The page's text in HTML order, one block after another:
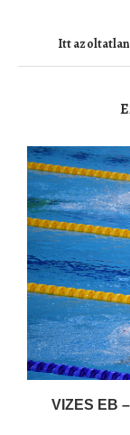
Itt az
VIZES EB